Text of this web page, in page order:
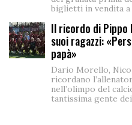
biglietti in vendita
Il ricordo di Pippo
suoi ragazzi:
papà»
Dario Morello,
ricordano
nell’olimpo del
tantissima gente